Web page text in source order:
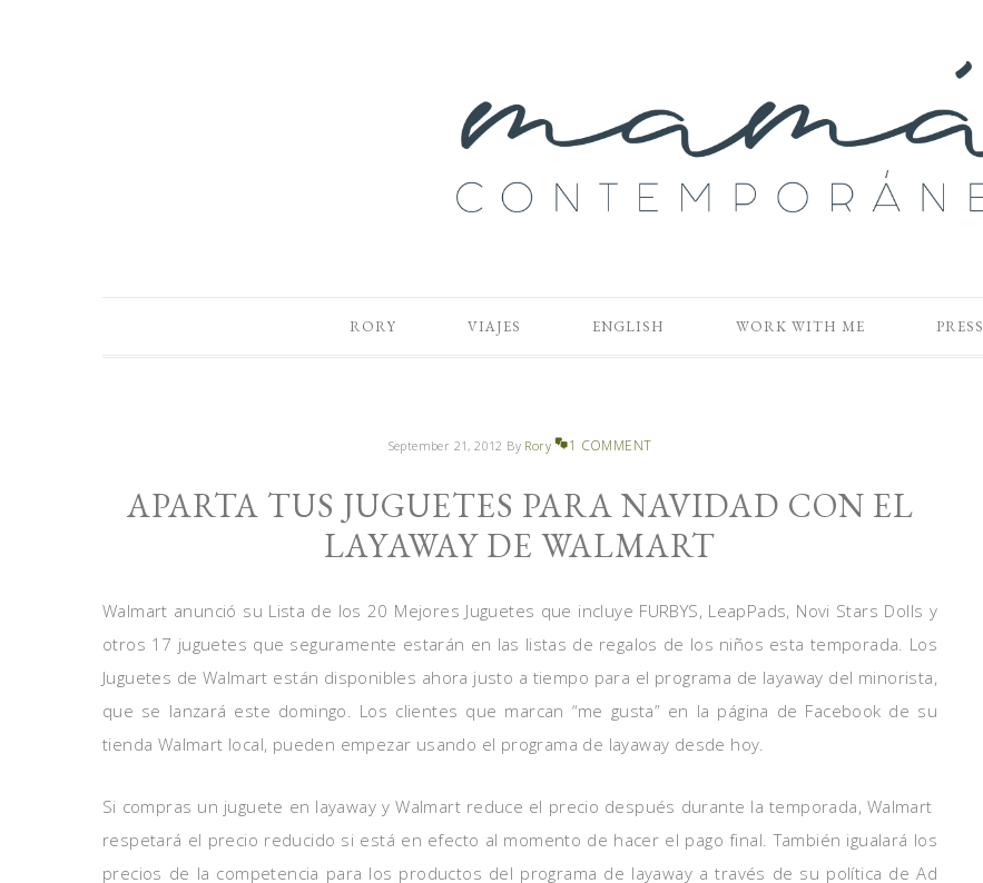
RORY VIAJES ENGLISH WORK WITH ME PRESS
September 21, 2012 By Rory 1 COMMENT
APARTA TUS JUGUETES PARA NAVIDAD CON EL
LAYAWAY DE WALMART
Walmart anunció su Lista de los 20 Mejores Juguetes que incluye FURBYS, LeapPads, Novi Stars Dolls y
otros 17 juguetes que seguramente estarán en las listas de regalos de los niños esta temporada. Los
Juguetes de Walmart están disponibles ahora justo a tiempo para el programa de layaway del minorista,
que se lanzará este domingo. Los clientes que marcan “me gusta” en la página de Facebook de su
tienda Walmart local, pueden empezar usando el programa de layaway desde hoy.
Si compras un juguete en layaway y Walmart reduce el precio después durante la temporada, Walmart
respetará el precio reducido si está en efecto al momento de hacer el pago final. También igualará los
precios de la competencia para los productos del programa de layaway a través de su política de Ad